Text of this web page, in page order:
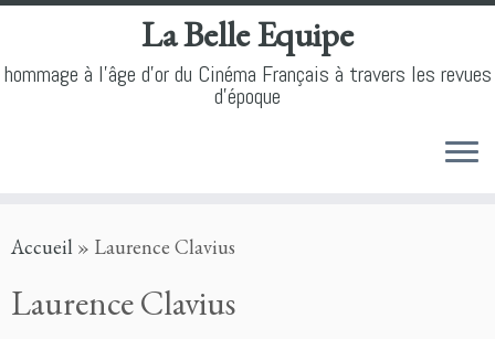
to
La Belle Equipe
hommage à l'âge d'or du Cinéma Français à travers les revues
d'époque
Accueil » Laurence Clavius
Laurence Clavius